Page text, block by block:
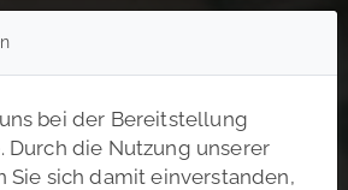
bei der Bereitstellung
Durch die Nutzung unserer
Sie sich damit einverstanden,